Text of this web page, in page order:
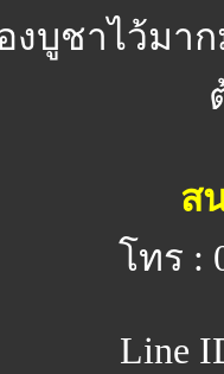
งบูชาไว้ม
ส
โทร :
Line